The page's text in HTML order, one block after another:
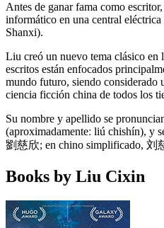
Antes de ganar fama como
informático en una central
Shanxi).
Liu creó un nuevo tema clásico en
escritos están enfocados
mundo futuro, siendo considerado
ciencia ficción china de todos los
Su nombre y apellido se
(aproximadamenteː liú chishín), y
劉慈欣; en chino simplificado, 刘
Books by Liu Cixin